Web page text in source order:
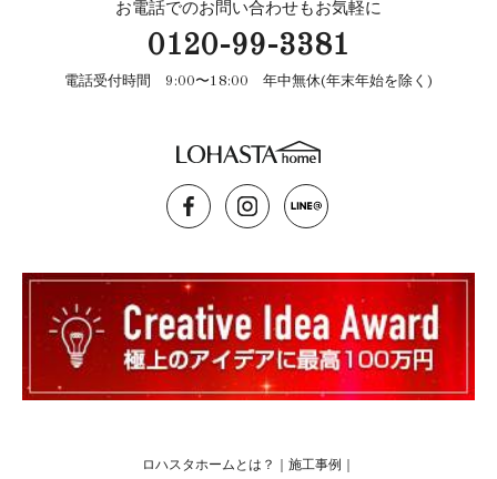
お電話でのお問い合わせもお気軽に
0120-99-3381
電話受付時間 9:00〜18:00 年中無休(年末年始を除く)
ロハスタホームとは？ 施工事例